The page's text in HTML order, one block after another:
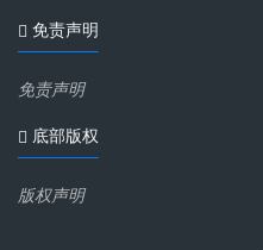
免责声明
免责声明
底部版权
版权声明